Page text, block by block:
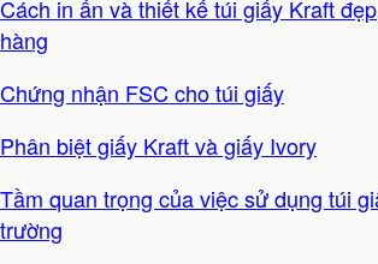
Cách in ấn và thiết kế túi giấy Kraft
hàng
Chứng nhận FSC cho túi giấy
Phân biệt giấy Kraft và giấy Ivory
Tầm quan trọng của việc sử dụng túi
trường